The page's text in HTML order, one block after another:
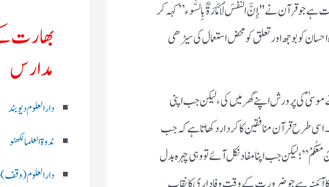
ہے جو قرآن نے "إِنَّ النَّفْسَ لَأَمَّارَةٌ بِالسُّوء” کہہ کر
کو بوجھ اور تعلق کو محض استعمال کی سیڑھی
کی پرورش اپنے گھر میں کی، لیکن جب اپنی
اسی طرح قرآن منافقین کا کردار دکھاتا ہے کہ جب
لیکن جب اپنا مفاد نکل آئے تو وہی چہرہ بدل
بھارت
مدارس
دارالعلوم دیوبند
ندوۃالعلما لکھنو
دارالعلوم